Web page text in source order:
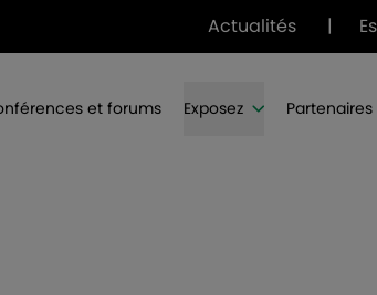
Actualités |
et forums Exposez Partenaires